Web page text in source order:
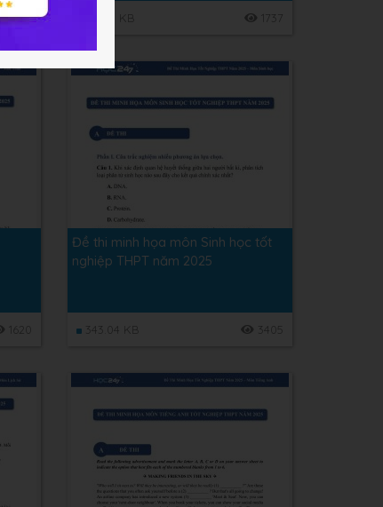
845 333.15 KB 1737
Đề thi minh họa môn Sinh học tốt
nghiệp THPT năm 2025
343.04 KB 3405